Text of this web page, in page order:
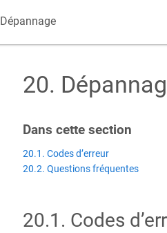
Dépannage
20.
Dans cette section​
20.1. Codes d’erreur
20.2. Questions fréquentes
20.1 . Codes